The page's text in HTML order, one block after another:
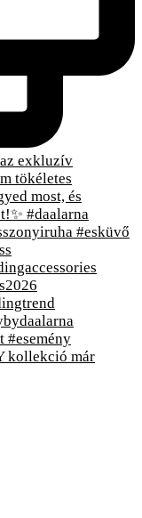
kollekció már